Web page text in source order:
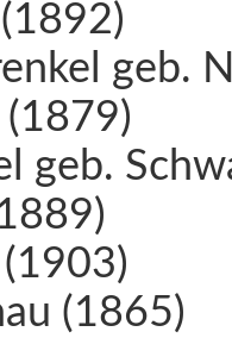
geb.
(1879)
geb.
(1865)